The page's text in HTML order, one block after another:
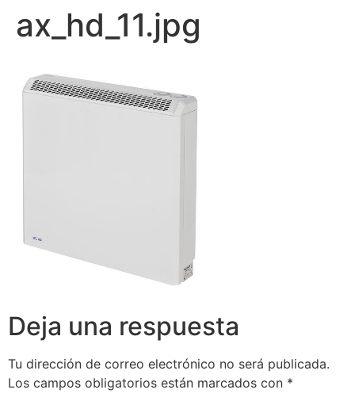
ax_hd_11.jpg
Deja una respuesta
Tu dirección de correo electrónico no será publicada.
Los campos obligatorios están marcados con *